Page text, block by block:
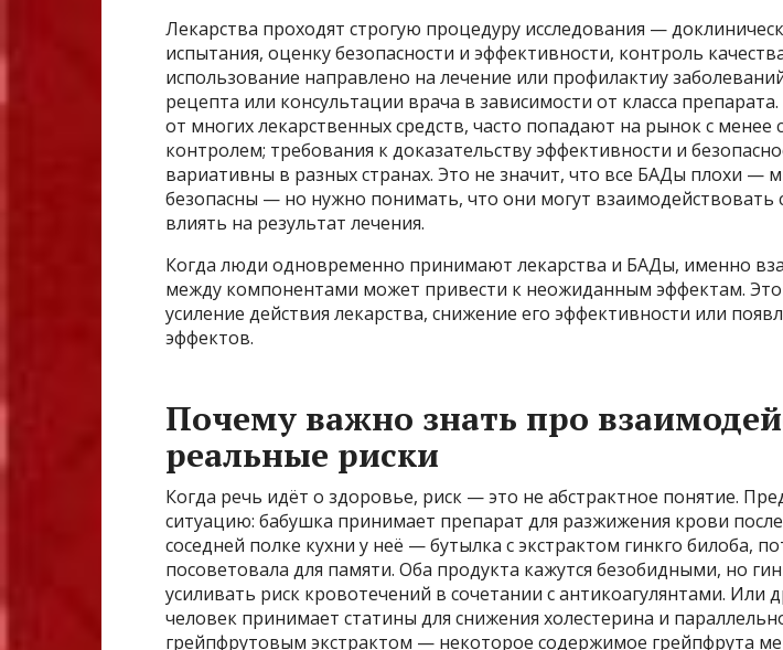
Лекарства проходят строгую процедуру исследования —
испытания, оценку безопасности и эффективности, контроль
использование направлено на лечение или профилактиу
рецепта или консультации врача в зависимости от класса
от многих лекарственных средств, часто попадают на рынок с менее
контролем; требования к доказательству эффективности и
вариативны в разных странах. Это не значит, что все БАДы плохи —
безопасны — но нужно понимать, что они могут взаимодействовать
влиять на результат лечения.
Когда люди одновременно принимают лекарства и БАДы, именно
между компонентами может привести к неожиданным эффектам.
усиление действия лекарства, снижение его эффективности или
эффектов.
Почему важно знать про
реальные риски
Когда речь идёт о здоровье, риск — это не абстрактное понятие.
ситуацию: бабушка принимает препарат для разжижения крови после
соседней полке кухни у неё — бутылка с экстрактом гинкго билоба,
посоветовала для памяти. Оба продукта кажутся безобидными, но
усиливать риск кровотечений в сочетании с антикоагулянтами. Или
человек принимает статины для снижения холестерина и
грейпфрутовым экстрактом — некоторое содержимое грейпфрута